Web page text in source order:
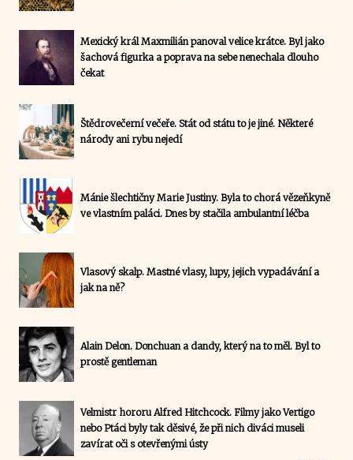
Mexický král Maxmilián panoval velice krátce. Byl jako
šachová figurka a poprava na sebe nenechala dlouho
čekat
Štědrovečerní večeře. Stát od státu to je jiné. Některé
národy ani rybu nejedí
Mánie šlechtičny Marie Justiny. Byla to chorá vězeňkyně
ve vlastním paláci. Dnes by stačila ambulantní léčba
Vlasový skalp. Mastné vlasy, lupy, jejich vypadávání a
jak na ně?
Alain Delon. Donchuan a dandy, který na to měl. Byl to
prostě gentleman
Velmistr hororu Alfred Hitchcock. Filmy jako Vertigo
nebo Ptáci byly tak děsivé, že při nich diváci museli
zavírat oči s otevřenými ústy